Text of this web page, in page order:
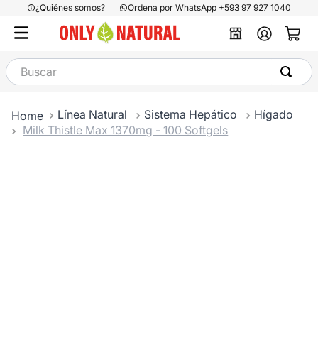
¿Quiénes somos? Ordena por WhatsApp +593 97 927 1040
Buscar
Línea Natural Sistema Hepático
Hígado
Milk Thistle Max 1370mg - 100 Softgels